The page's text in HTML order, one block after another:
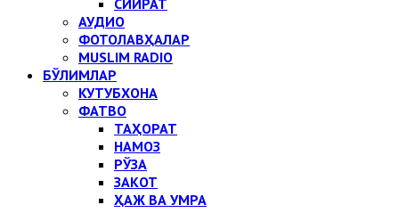
СИЙРАТ
АУДИО
ФОТОЛАВҲАЛАР
MUSLIM RADIO
БЎЛИМЛАР
КУТУБХОНА
ФАТВО
ТАҲОРАТ
НАМОЗ
РЎЗА
ЗАКОТ
ҲАЖ ВА УМРА